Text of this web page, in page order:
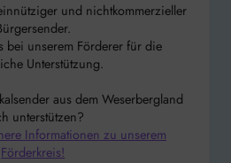
und nichtkommerzieller
bei unserem Förderer für die
Unterstützung.
aus dem Weserbergland
unterstützen?
Informationen zu unserem
Förderkreis!